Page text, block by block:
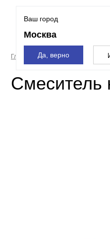
Ваш город
Москва
Да, верно
Главная страница Смесители и
Смеситель